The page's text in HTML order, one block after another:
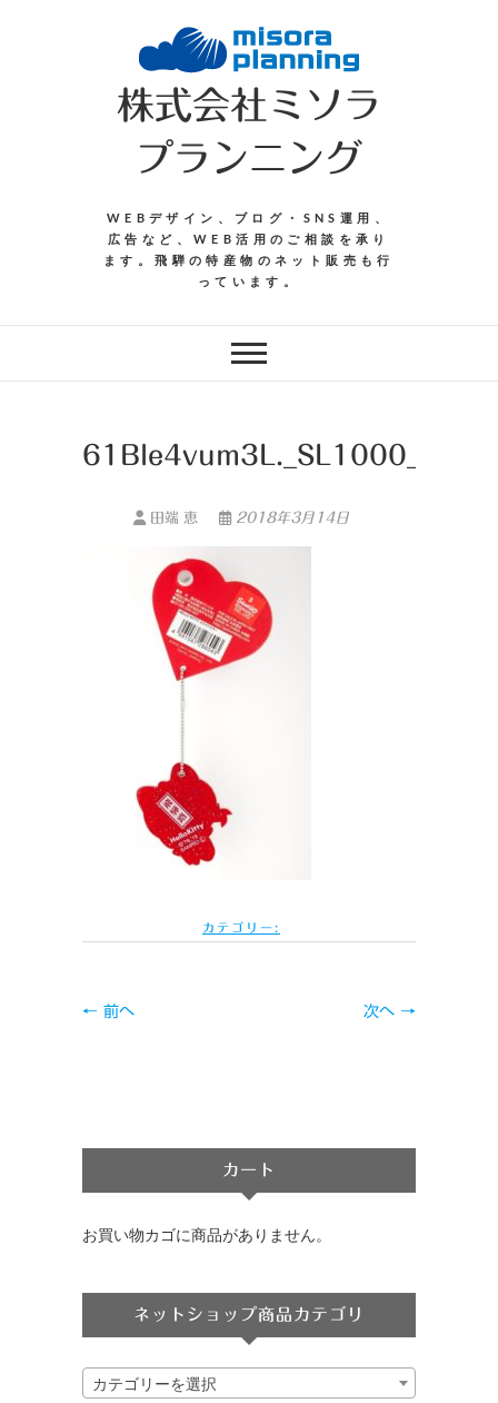
株式会社ミソラ
プランニング
WEBデザイン、ブログ・SNS運用、
広告など、WEB活用のご相談を承り
ます。飛騨の特産物のネット販売も行
っています。
61Ble4vum3L._SL1000_
田端 恵 2018年3月14日
カテゴリー:
← 前へ 次へ →
カート
お買い物カゴに商品がありません。
ネットショップ商品カテゴリ
カテゴリーを選択